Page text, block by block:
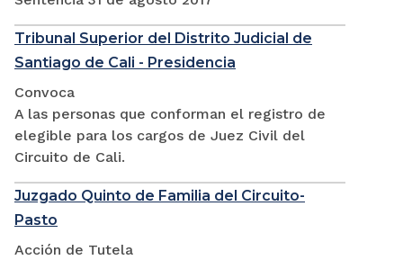
Tribunal Superior del Distrito Judicial de
Santiago de Cali - Presidencia
Convoca
A las personas que conforman el registro de
elegible para los cargos de Juez Civil del
Circuito de Cali.
Juzgado Quinto de Familia del Circuito-
Pasto
Acción de Tutela